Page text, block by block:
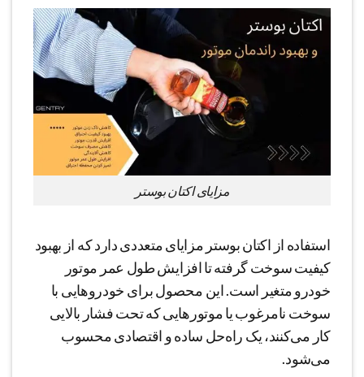
مزایای اکتان بوستر
استفاده از اکتان بوستر مزایای متعددی دارد که از بهبود
کیفیت سوخت گرفته تا افزایش طول عمر موتور
خودرو متغیر است. این محصول برای خودروهایی با
سوخت نامرغوب یا موتورهایی که تحت فشار بالایی
کار می‌کنند، یک راه‌حل ساده و اقتصادی محسوب
می‌شود.